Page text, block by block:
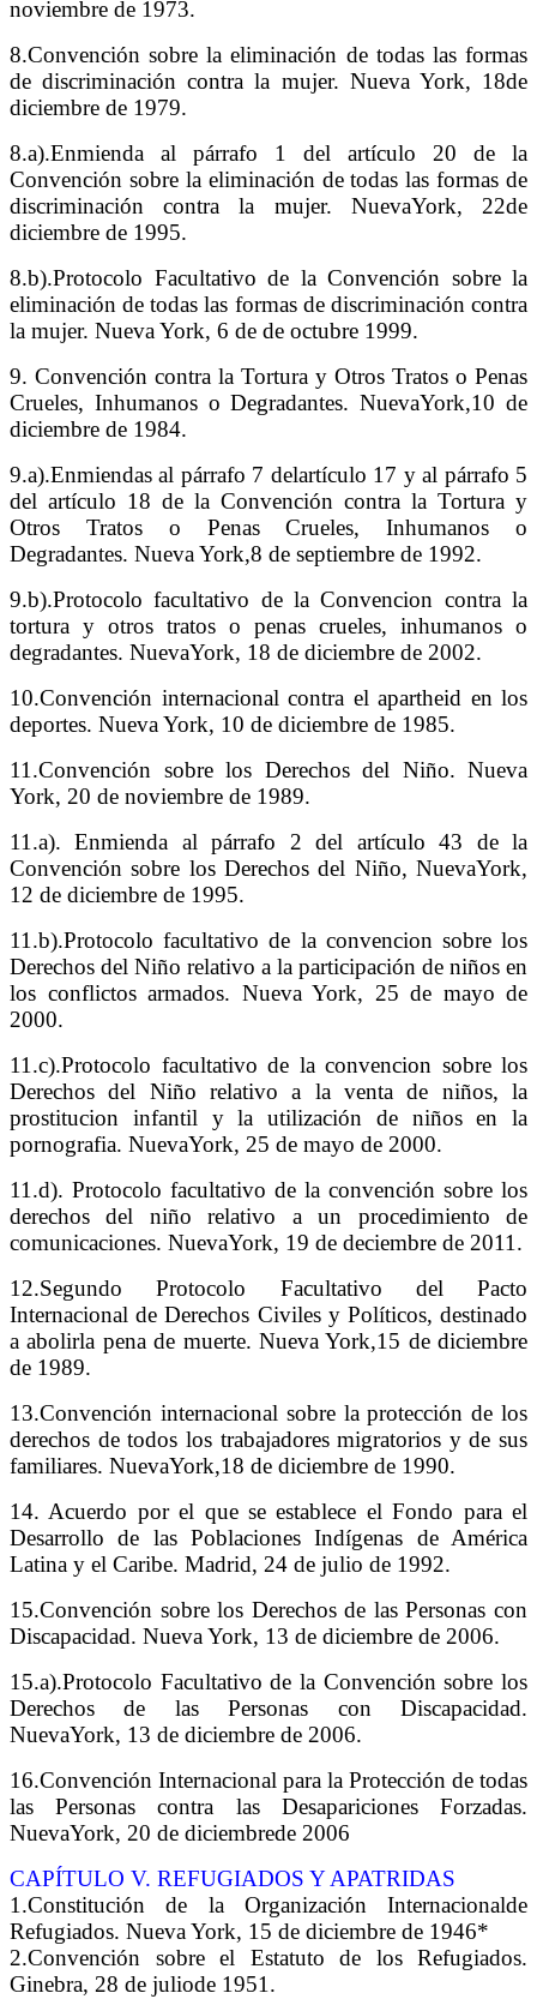
noviembre de 1973.
8.Convención sobre la eliminación de todas las formas
de discriminación contra la mujer. Nueva York, 18de
diciembre de 1979.
8.a).Enmienda al párrafo 1 del artículo 20 de la
Convención sobre la eliminación de todas lasformas de
discriminación contra la mujer. NuevaYork, 22de
diciembre de 1995.
8.b).Protocolo Facultativo de la Convención sobre la
eliminación de todas las formas de discriminación contra
la mujer. Nueva York, 6 de de octubre 1999.
9. Convención contra la Tortura y Otros Tratos o Penas
Crueles, Inhumanos o Degradantes.NuevaYork,10 de
diciembre de 1984.
9.a).Enmiendas al párrafo 7 delartículo 17 y al párrafo 5
del artículo 18 de la Convención contra la Tortura y
Otros Tratos o Penas Crueles, Inhumanos o
Degradantes. Nueva York,8 de septiembre de 1992.
9.b).Protocolo facultativo de la Convencion contra la
tortura y otros tratos o penas crueles, inhumanos o
degradantes. NuevaYork, 18 de diciembre de 2002.
10.Convención internacional contra el apartheid en los
deportes. Nueva York, 10 de diciembre de 1985.
11.Convención sobre los Derechos del Niño. Nueva
York, 20 de noviembre de 1989.
11.a). Enmienda al párrafo 2 del artículo 43 de la
Convención sobre los Derechos del Niño, NuevaYork,
12 de diciembre de 1995.
11.b).Protocolo facultativo de la convencion sobre los
Derechos del Niño relativo a la participación de niños en
los conflictos armados. Nueva York, 25 de mayo de
2000.
11.c).Protocolo facultativo de la convencion sobre los
Derechos del Niño relativo a la venta de niños, la
prostitucion infantil y la utilización de niños en la
pornografia. NuevaYork, 25 de mayo de 2000.
11.d). Protocolo facultativo de la convención sobre los
derechos del niño relativo a un procedimiento de
comunicaciones. NuevaYork, 19 de deciembre de 2011.
12.Segundo Protocolo Facultativo del Pacto
Internacional de Derechos Civiles y Políticos, destinado
a abolirla pena de muerte. Nueva York,15 de diciembre
de 1989.
13.Convención internacional sobre la protección de los
derechos de todos los trabajadores migratorios y de sus
familiares. NuevaYork,18 de diciembre de 1990.
14. Acuerdo por el que se establece el Fondo para el
Desarrollo de las Poblaciones Indígenas de América
Latina y el Caribe. Madrid, 24 de julio de 1992.
15.Convención sobre los Derechos de las Personas con
Discapacidad. Nueva York, 13 de diciembre de 2006.
15.a).Protocolo Facultativo de la Convención sobre los
Derechos de las Personas con Discapacidad.
NuevaYork, 13 de diciembre de 2006.
16.Convención Internacional para la Protección de todas
las Personas contra las Desapariciones Forzadas.
NuevaYork, 20 de diciembrede 2006
CAPÍTULO V. REFUGIADOS Y APATRIDAS
1.Constitución de la Organización Internacionalde
Refugiados. Nueva York, 15 de diciembre de 1946*
2.Convención sobre el Estatuto de los Refugiados.
Ginebra, 28 de juliode 1951.